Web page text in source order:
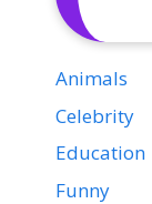
Animals
Celebrity
Education
Funny